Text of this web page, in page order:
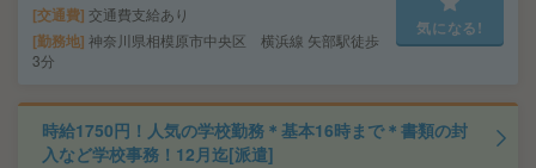
交通費 交通費支給あり
勤務地 神奈川県相模原市中央区 横浜線 矢部駅徒歩
3分
気になる!
時給1750円！人気の学校勤務＊基本16時まで＊書類の封
入など学校事務！12月迄[派遣]